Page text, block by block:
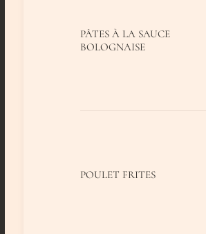
PÂTES À LA SAUCE
BOLOGNAISE
POULET FRITES